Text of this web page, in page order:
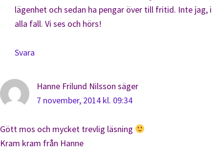
lägenhet och sedan ha pengar över till fritid. Inte jag, i
alla fall. Vi ses och hörs!
Svara
Hanne Frilund Nilsson säger
7 november, 2014 kl. 09:34
Gött mos och mycket trevlig läsning
Kram kram från Hanne